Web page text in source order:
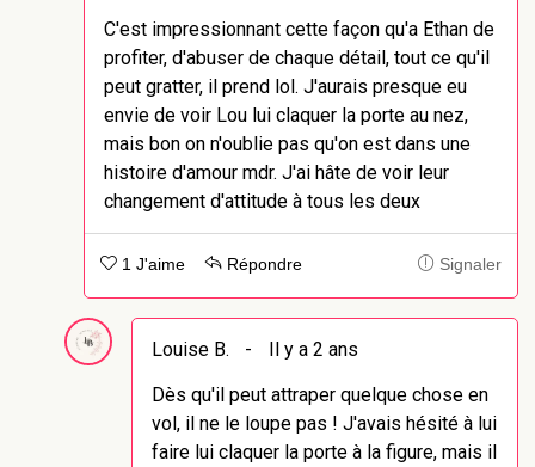
C'est impressionnant cette façon qu'a Ethan de
profiter, d'abuser de chaque détail, tout ce qu'il
peut gratter, il prend lol. J'aurais presque eu
envie de voir Lou lui claquer la porte au nez,
mais bon on n'oublie pas qu'on est dans une
histoire d'amour mdr. J'ai hâte de voir leur
changement d'attitude à tous les deux
1 J'aime Répondre Signaler
Louise B. -
Il y a 2 ans
Dès qu'il peut attraper quelque chose en
vol, il ne le loupe pas ! J'avais hésité à lui
faire lui claquer la porte à la figure, mais il